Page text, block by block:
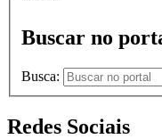
Buscar no
Busca:
Redes Sociais